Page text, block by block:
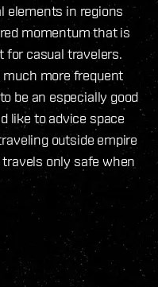
elements in regions
momentum that is
casual travelers.
much more frequent
be an especially good
like to advice space
outside empire
only safe when